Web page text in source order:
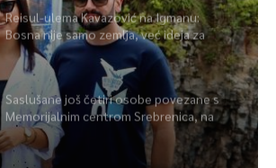
Reisul-ulema Kavazović na Igmanu:
Bosna nije samo zemlja, već ideja za
koju se živi
Saslušane još četiri osobe povezane s
Memorijalnim centrom Srebrenica, na
spisku ukupno 26